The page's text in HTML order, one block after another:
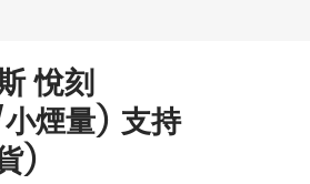
悅刻
煙量) 支持
)